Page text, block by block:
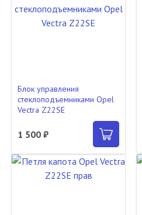
Блок управления
стеклоподъемниками Opel
Vectra Z22SE
1 500 ₽